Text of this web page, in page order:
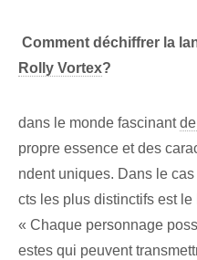
Comment déchiffrer la
Rolly Vortex?
dans le monde fascinant
propre essence et des
ndent uniques. ‍Dans le
cts les plus distinctifs est
« Chaque personnage
estes qui peuvent